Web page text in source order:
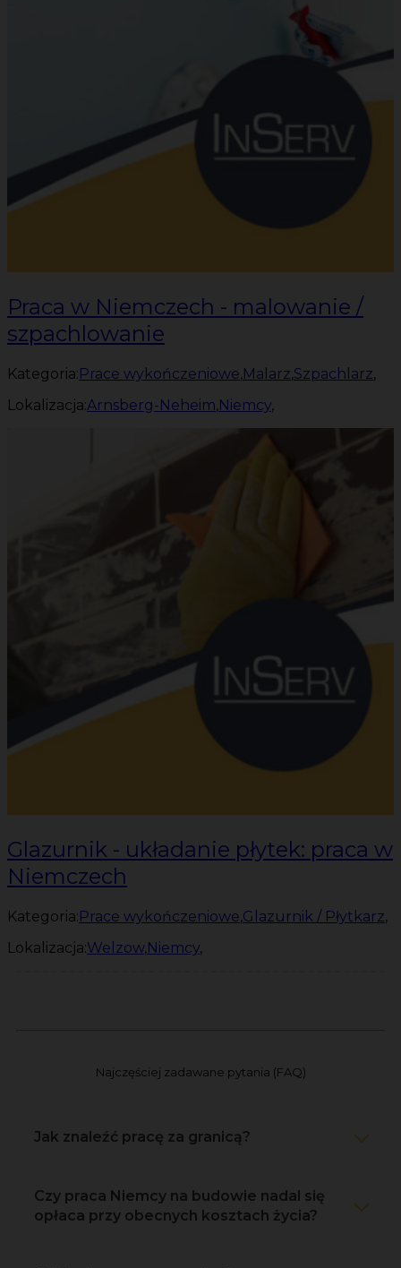
Praca w Niemczech - malowanie /
szpachlowanie
Kategoria:Prace wykończeniowe,Malarz,Szpachlarz,
Lokalizacja:Arnsberg-Neheim,Niemcy,
Glazurnik - układanie płytek: praca w
Niemczech
Kategoria:Prace wykończeniowe,Glazurnik / Płytkarz,
Lokalizacja:Welzow,Niemcy,
Najczęściej zadawane pytania (FAQ)
Jak znaleźć pracę za granicą?
Czy praca Niemcy na budowie nadal się
opłaca przy obecnych kosztach życia?